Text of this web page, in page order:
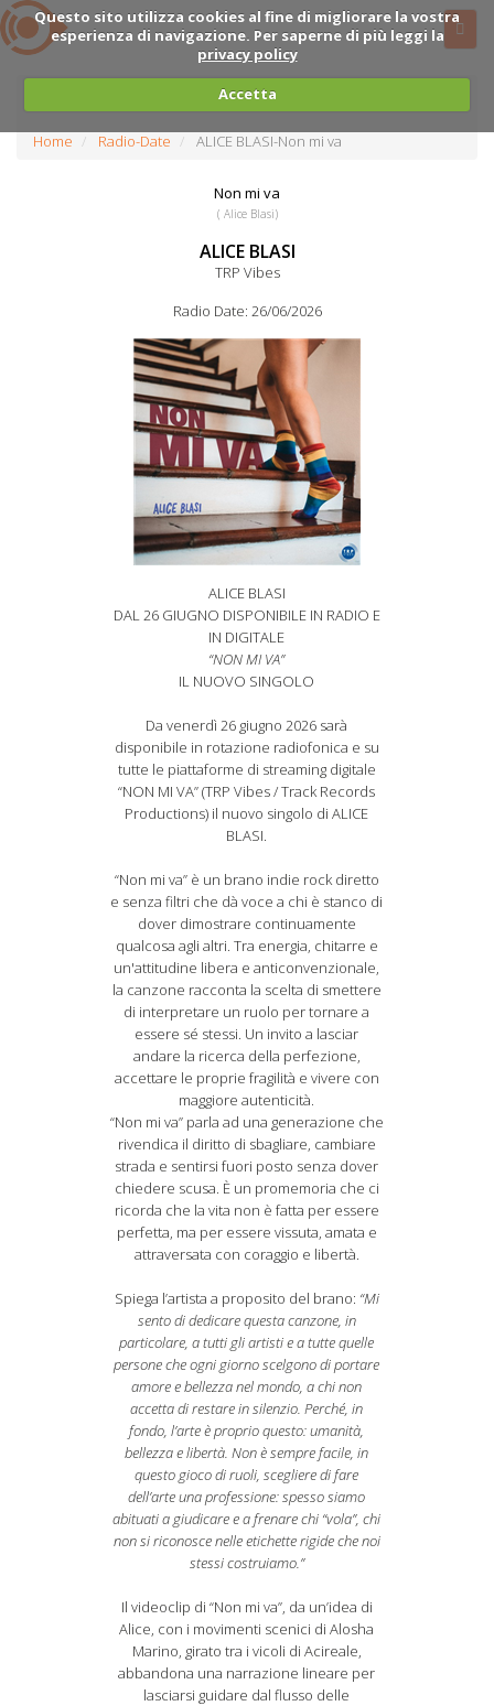
Questo sito utilizza cookies al fine di migliorare la vostra
esperienza di navigazione. Per saperne di più leggi la
privacy policy
Accetta
Home Radio-Date ALICE BLASI-Non mi va
Non mi va
( Alice Blasi)
ALICE BLASI
TRP Vibes
Radio Date: 26/06/2026
ALICE BLASI
DAL 26 GIUGNO DISPONIBILE IN RADIO E
IN DIGITALE
“NON MI VA”
IL NUOVO SINGOLO
Da venerdì 26 giugno 2026 sarà
disponibile in rotazione radiofonica e su
tutte le piattaforme di streaming digitale
“NON MI VA” (TRP Vibes / Track Records
Productions) il nuovo singolo di ALICE
BLASI.
“Non mi va” è un brano indie rock diretto
e senza filtri che dà voce a chi è stanco di
dover dimostrare continuamente
qualcosa agli altri. Tra energia, chitarre e
un'attitudine libera e anticonvenzionale,
la canzone racconta la scelta di smettere
di interpretare un ruolo per tornare a
essere sé stessi. Un invito a lasciar
andare la ricerca della perfezione,
accettare le proprie fragilità e vivere con
maggiore autenticità.
“Non mi va” parla ad una generazione che
rivendica il diritto di sbagliare, cambiare
strada e sentirsi fuori posto senza dover
chiedere scusa. È un promemoria che ci
ricorda che la vita non è fatta per essere
perfetta, ma per essere vissuta, amata e
attraversata con coraggio e libertà.
Spiega l’artista a proposito del brano: “Mi
sento di dedicare questa canzone, in
particolare, a tutti gli artisti e a tutte quelle
persone che ogni giorno scelgono di portare
amore e bellezza nel mondo, a chi non
accetta di restare in silenzio. Perché, in
fondo, l’arte è proprio questo: umanità,
bellezza e libertà. Non è sempre facile, in
questo gioco di ruoli, scegliere di fare
dell’arte una professione: spesso siamo
abituati a giudicare e a frenare chi “vola”, chi
non si riconosce nelle etichette rigide che noi
stessi costruiamo.”
Il videoclip di “Non mi va”, da un’idea di
Alice, con i movimenti scenici di Alosha
Marino, girato tra i vicoli di Acireale,
abbandona una narrazione lineare per
lasciarsi guidare dal flusso delle